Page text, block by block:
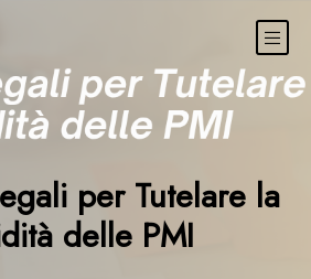
per Tutelare la
delle PMI